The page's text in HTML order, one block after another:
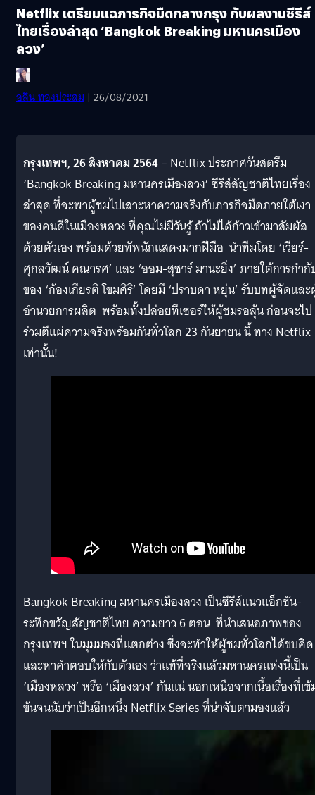
Netflix เตรียมแฉภารกิจมืดกลางกรุง กับผลงานซีรีส์
ไทยเรื่องล่าสุด ‘Bangkok Breaking มหานครเมือง
ลวง’
อลิน ทองประสม | 26/08/2021
กรุงเทพฯ, 26 สิงหาคม 2564– Netflix ประกาศวันสตรีม
‘Bangkok Breaking มหานครเมืองลวง’ ซีรีส์สัญชาติไทยเรื่อง
ล่าสุด ที่จะพาผู้ชมไปเสาะหาความจริงกับภารกิจมืดภายใต้เงา
ของคนดีในเมืองหลวง ที่คุณไม่มีวันรู้ ถ้าไม่ได้ก้าวเข้ามาสัมผัส
ด้วยตัวเอง พร้อมด้วยทัพนักแสดงมากฝีมือ นำทีมโดย ‘เวียร์-
ศุกลวัฒน์ คณารศ’ และ ‘ออม-สุชาร์ มานะยิ่ง’ ภายใต้การกำกั
ของ ‘ก้องเกียรติ โขมศิริ’ โดยมี ‘ปราบดา หยุ่น’ รับบทผู้จัดแล
อำนวยการผลิต พร้อมทั้งปล่อยทีเซอร์ให้ผู้ชมรอลุ้น ก่อนจะไป
ร่วมตีแผ่ความจริงพร้อมกันทั่วโลก 23 กันยายน นี้ ทาง Netflix
เท่านั้น!
Bangkok Breaking มหานครเมืองลวง เป็นซีรีส์แนวแอ็กชัน-
ระทึกขวัญสัญชาติไทย ความยาว 6 ตอน ที่นำเสนอภาพของ
กรุงเทพฯ ในมุมมองที่แตกต่าง ซึ่งจะทำให้ผู้ชมทั่วโลกได้ขบคิด
และหาคำตอบให้กับตัวเอง ว่าแท้ที่จริงแล้วมหานครแห่งนี้เป็น
‘เมืองหลวง’ หรือ ‘เมืองลวง’ กันแน่ นอกเหนือจากเนื้อเรื่องที่เ
ข้นจนนับว่าเป็นอีกหนึ่ง Netflix Series ที่น่าจับตามองแล้ว